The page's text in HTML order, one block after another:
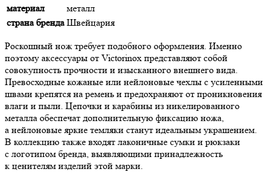
материал
металл
страна бренда Швейцария
Роскошный нож требует подобного оформления. Именно
поэтому аксессуары от Victorinox представляют собой
совокупность прочности и изысканного внешнего вида.
Превосходные кожаные или нейлоновые чехлы с усиленными
швами крепятся на ремень и предохраняют от проникновения
влаги и пыли. Цепочки и карабины из никелированного
металла обеспечат дополнительную фиксацию ножа,
а нейлоновые яркие темляки станут идеальным украшением.
В коллекцию также входят лаконичные сумки и рюкзаки
с логотипом бренда, выявляющими принадлежность
к ценителям изделий этой марки.